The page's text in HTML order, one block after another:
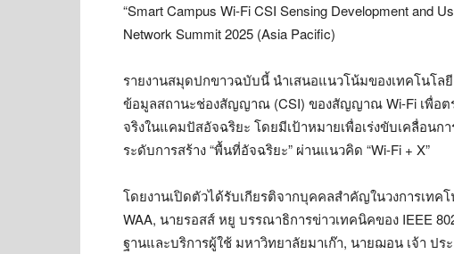
“Smart Campus Wi-Fi CSI Sensing Development and
Network Summit 2025 (Asia Pacific)
รายงานสมุดปกขาวฉบับนี้ นำเสนอแนวโน้มของเทคโนโลยี
ข้อมูลสถานะช่องสัญญาณ (CSI) ของสัญญาณ Wi-Fi เพื่อต
จริงในแคมปัสอัจฉริยะ โดยมีเป้าหมายเพื่อเร่งขับเคลื่อน
ระดับการสร้าง “พื้นที่อัจฉริยะ” ผ่านแนวคิด “Wi-Fi + X”
โดยงานเปิดตัวได้รับเกียรติจากบุคคลสำคัญในวงการเทค
WAA, นายรอสส์ หยู บรรณาธิการข่าวเทคนิคของ IEEE
ฐานและบริการผู้ใช้ มหาวิทยาลัยมาเก๊า, นายฌอน เจ้า ป